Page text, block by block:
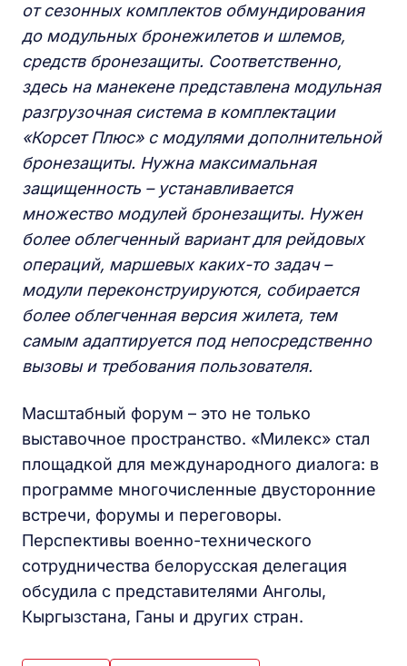
от сезонных комплектов обмундирования
до модульных бронежилетов и шлемов,
средств бронезащиты. Соответственно,
здесь на манекене представлена модульная
разгрузочная система в комплектации
«Корсет Плюс» с модулями дополнительной
бронезащиты. Нужна максимальная
защищенность – устанавливается
множество модулей бронезащиты. Нужен
более облегченный вариант для рейдовых
операций, маршевых каких-то задач –
модули переконструируются, собирается
более облегченная версия жилета, тем
самым адаптируется под непосредственно
вызовы и требования пользователя.
Масштабный форум – это не только
выставочное пространство. «Милекс» стал
площадкой для международного диалога: в
программе многочисленные двусторонние
встречи, форумы и переговоры.
Перспективы военно-технического
сотрудничества белорусская делегация
обсудила с представителями Анголы,
Кыргызстана, Ганы и других стран.